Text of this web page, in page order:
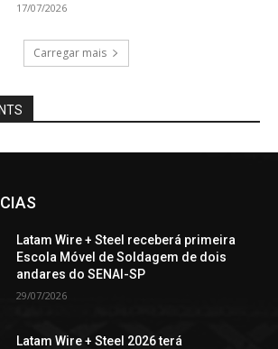
17/07/2026
Carregar mais
Latam Wire + Steel receberá primeira
Escola Móvel de Soldagem de dois
andares do SENAI-SP
29/07/2026
Latam Wire + Steel 2026 terá